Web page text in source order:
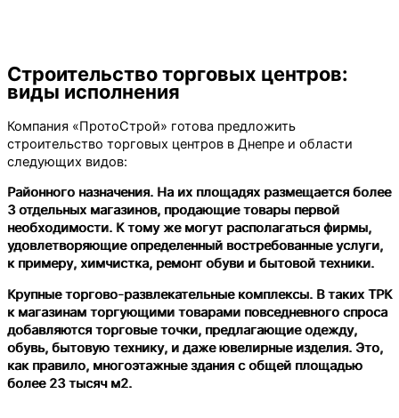
Строительство торговых центров:
виды исполнения
Компания «ПротоСтрой» готова предложить
строительство торговых центров в Днепре и области
следующих видов:
Районного назначения. На их площадях размещается более
3 отдельных магазинов, продающие товары первой
необходимости. К тому же могут располагаться фирмы,
удовлетворяющие определенный востребованные услуги,
к примеру, химчистка, ремонт обуви и бытовой техники.
Крупные торгово-развлекательные комплексы. В таких ТРК
к магазинам торгующими товарами повседневного спроса
добавляются торговые точки, предлагающие одежду,
обувь, бытовую технику, и даже ювелирные изделия. Это,
как правило, многоэтажные здания с общей площадью
более 23 тысяч м2.